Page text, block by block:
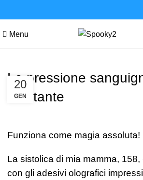
Menu
La pressione
all’istante
20
GEN
Funziona come magia assoluta!
La sistolica di mia mamma,
con gli adesivi olografici